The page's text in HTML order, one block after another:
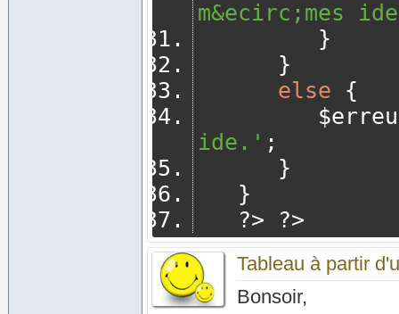
m&ecirc;mes
}
}
else
{
ide.' ;
}
}
?>
?>
Tableau à partir
Bonsoir,